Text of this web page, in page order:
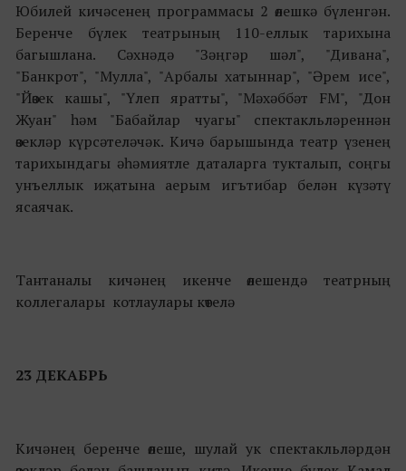
Юбилей кичәсенең программасы 2 өлешкә бүленгән.
Беренче бүлек театрының 110-еллык тарихына
багышлана. Сәхнәдә "Зәңгәр шәл", "Дивана",
"Банкрот", "Мулла", "Арбалы хатыннар", "Әрем исе",
"Йөзек кашы", "Үлеп яратты", "Мәхәббәт FM", "Дон
Жуан" һәм "Бабайлар чуагы" спектакльләреннән
өзекләр күрсәтеләчәк. Кичә барышында театр үзенең
тарихындагы әһәмиятле даталарга тукталып, соңгы
унъеллык иҗатына аерым игътибар белән күзәтү
ясаячак.
Тантаналы кичәнең икенче өлешендә театрның
коллегалары котлаулары көтелә
23 ДЕКАБРЬ
Кичәнең беренче өлеше, шулай ук спектакльләрдән